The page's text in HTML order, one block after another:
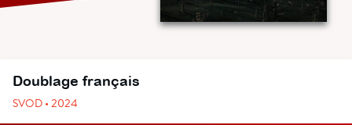
Doublage français
SVOD • 2024